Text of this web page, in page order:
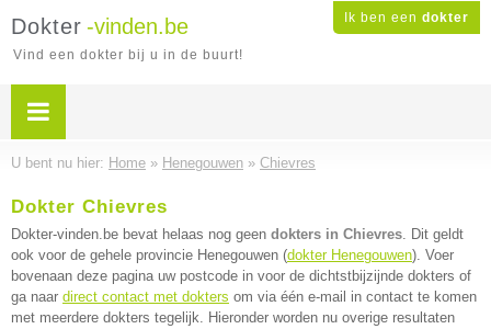
Ik ben een dokter
Dokter -vinden.be
Vind een dokter bij u in de buurt!
U bent nu hier: Home » Henegouwen » Chievres
Dokter Chievres
Dokter-vinden.be bevat helaas nog geen dokters in Chievres. Dit geldt
ook voor de gehele provincie Henegouwen (dokter Henegouwen). Voer
bovenaan deze pagina uw postcode in voor de dichtstbijzijnde dokters of
ga naar direct contact met dokters om via één e-mail in contact te komen
met meerdere dokters tegelijk. Hieronder worden nu overige resultaten